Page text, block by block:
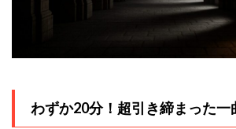
わずか20分！超引き締まった一